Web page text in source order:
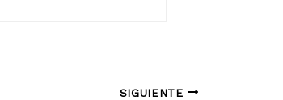
SIGUIENTE